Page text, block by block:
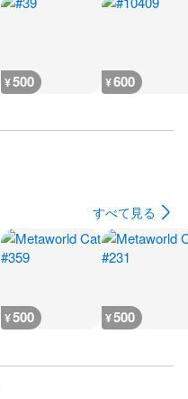
¥500 ¥600
すべて見る
¥500 ¥500